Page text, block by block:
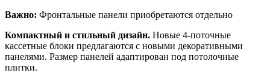
Важно: Фронтальные панели приобретаются отдельно
Компактный и стильный дизайн. Новые 4-поточные
кассетные блоки предлагаются с новыми декоративными
панелями. Размер панелей адаптирован под потолочные
плитки.